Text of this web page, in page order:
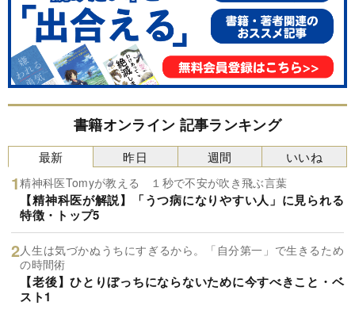
書籍オンライン 記事ランキング
最新
精神科医Tomyが教える １秒で不安が吹き飛ぶ言葉
【精神科医が解説】「うつ病になりやすい人」に見られる
特徴・トップ5
人生は気づかぬうちにすぎるから。「自分第一」で生きるため
の時間術
【老後】ひとりぼっちにならないために今すべきこと・ベ
スト1
昨日 週間 いいね